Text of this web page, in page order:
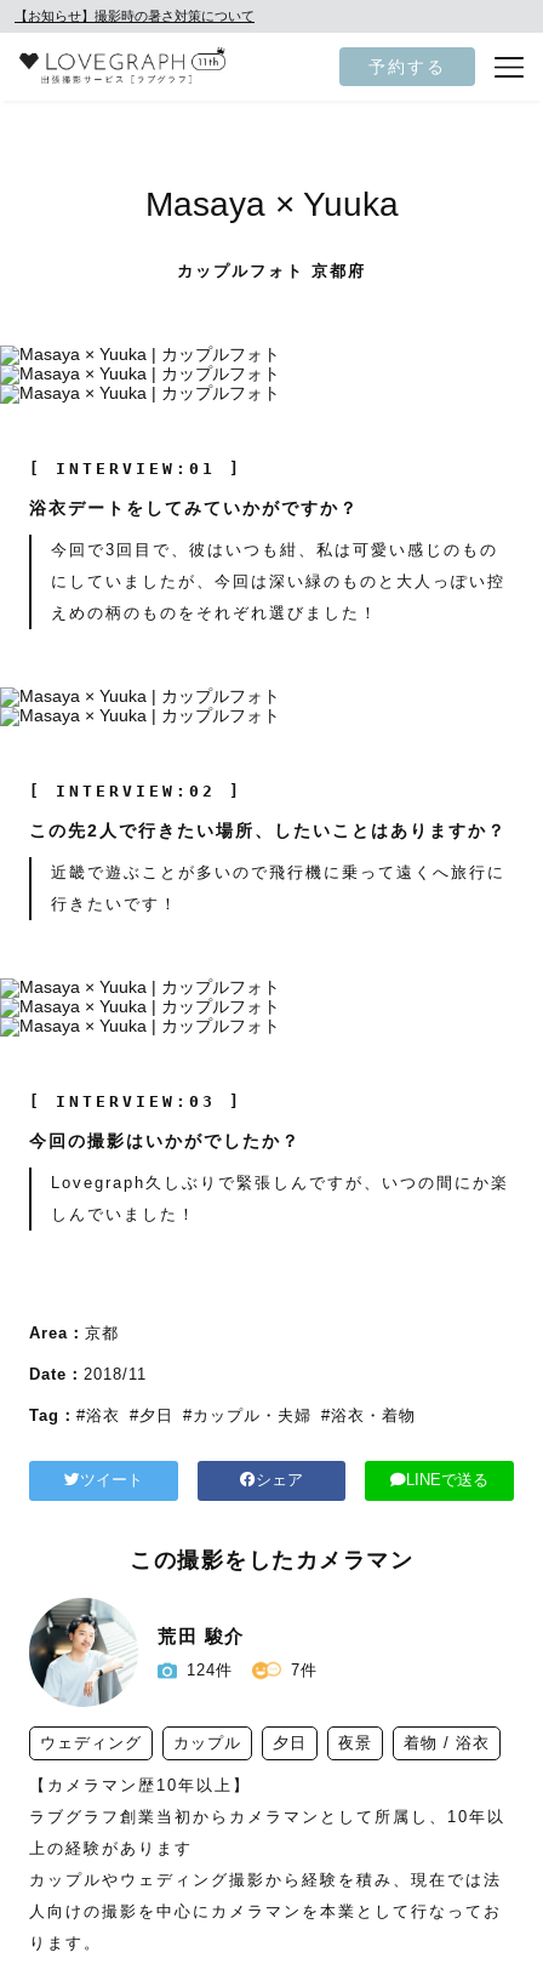
【お知らせ】撮影時の暑さ対策について
予約する
Masaya × Yuuka
カップルフォト 京都府
[ INTERVIEW:01 ]
浴衣デートをしてみていかがですか？
今回で3回目で、彼はいつも紺、私は可愛い感じのもの
にしていましたが、今回は深い緑のものと大人っぽい控
えめの柄のものをそれぞれ選びました！
[ INTERVIEW:02 ]
この先2人で行きたい場所、したいことはありますか？
近畿で遊ぶことが多いので飛行機に乗って遠くへ旅行に
行きたいです！
[ INTERVIEW:03 ]
今回の撮影はいかがでしたか？
Lovegraph久しぶりで緊張しんですが、いつの間にか楽
しんでいました！
Area： 京都
Date： 2018/11
Tag： #浴衣 #夕日 #カップル・夫婦 #浴衣・着物
ツイート シェア LINEで送る
この撮影をしたカメラマン
荒田 駿介
124件 7件
ウェディング カップル 夕日 夜景 着物 / 浴衣
【カメラマン歴10年以上】
ラブグラフ創業当初からカメラマンとして所属し、10年以
上の経験があります
カップルやウェディング撮影から経験を積み、現在では法
人向けの撮影を中心にカメラマンを本業として行なってお
ります。